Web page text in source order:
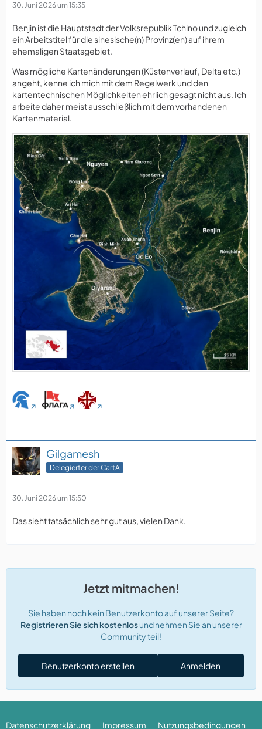
30. Juni 2026 um 15:35
Benjin ist die Hauptstadt der Volksrepublik Tchino und zugleich
ein Arbeitstitel für die sinesische(n) Provinz(en) auf ihrem
ehemaligen Staatsgebiet.
Was mögliche Kartenänderungen (Küstenverlauf, Delta etc.)
angeht, kenne ich mich mit dem Regelwerk und den
kartentechnischen Möglichkeiten ehrlich gesagt nicht aus. Ich
arbeite daher meist ausschließlich mit dem vorhandenen
Kartenmaterial.
Gilgamesh
Delegierter der CartA
30. Juni 2026 um 15:50
Das sieht tatsächlich sehr gut aus, vielen Dank.
Jetzt mitmachen!
Sie haben noch kein Benutzerkonto auf unserer Seite?
Registrieren Sie sich kostenlosund nehmen Sie an unserer
Community teil!
Benutzerkonto erstellen Anmelden
Datenschutzerklärung Impressum Nutzungsbedingungen